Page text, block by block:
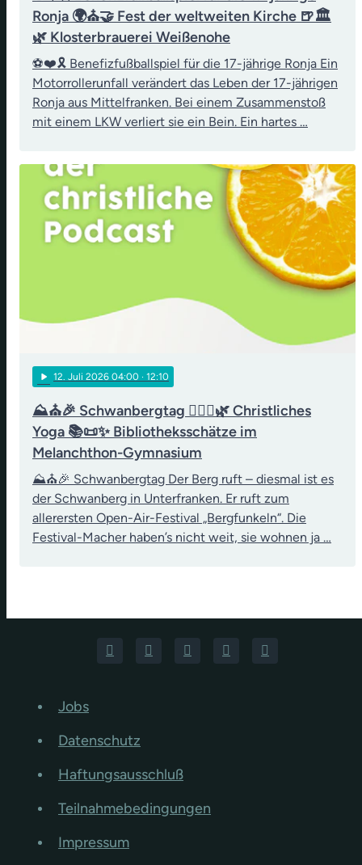
Ronja 🌍⛪🤝 Fest der weltweiten Kirche 🍺🏛️
🌿 Klosterbrauerei Weißenohe
⚽❤️🎗️ Benefizfußballspiel für die 17-jährige Ronja Ein
Motorrollerunfall verändert das Leben der 17-jährigen
Ronja aus Mittelfranken. Bei einem Zusammenstoß
mit einem LKW verliert sie ein Bein. Ein hartes …
play_arrow 12. Juli 2026 04:00 · 12:10
⛰️⛪🎉 Schwanbergtag 🧘‍♀️✝️🌿 Christliches
Yoga 📚📜✨ Bibliotheksschätze im
Melanchthon-Gymnasium
⛰️⛪🎉 Schwanbergtag Der Berg ruft – diesmal ist es
der Schwanberg in Unterfranken. Er ruft zum
allerersten Open-Air-Festival „Bergfunkeln“. Die
Festival-Macher haben’s nicht weit, sie wohnen ja …
Jobs
Datenschutz
Haftungsausschluß
Teilnahmebedingungen
Impressum